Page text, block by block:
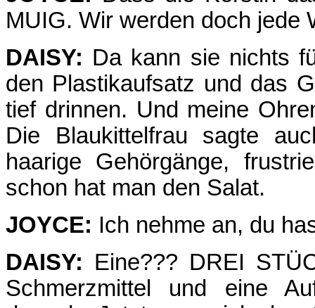
MUIG. Wir werden doch jede
DAISY: Da kann sie nichts
den Plastikaufsatz und das
tief drinnen. Und meine
Die Blaukittelfrau sagte
haarige Gehörgänge,
schon hat man den Salat.
JOYCE: Ich nehme an, du
DAISY: Eine??? DREI
Schmerzmittel und eine